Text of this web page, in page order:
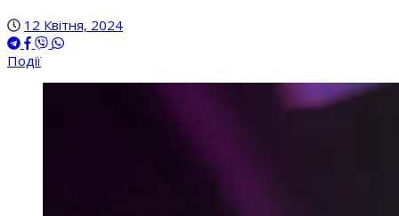
12 Квітня, 2024
Події